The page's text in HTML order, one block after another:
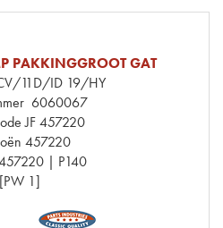
PAKKINGGROOT GAT
11D/ID 19/HY
6060067
JF457220
457220
| P140
[PW 1]